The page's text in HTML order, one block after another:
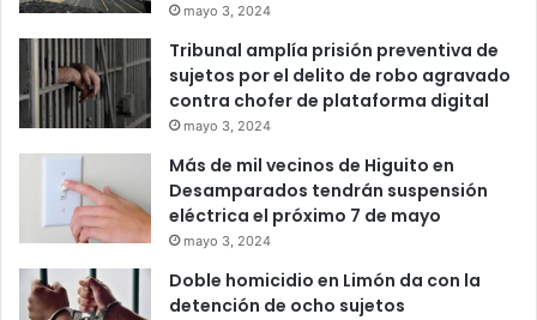
mayo 3, 2024
Tribunal amplía prisión preventiva de
sujetos por el delito de robo agravado
contra chofer de plataforma digital
mayo 3, 2024
Más de mil vecinos de Higuito en
Desamparados tendrán suspensión
eléctrica el próximo 7 de mayo
mayo 3, 2024
Doble homicidio en Limón da con la
detención de ocho sujetos